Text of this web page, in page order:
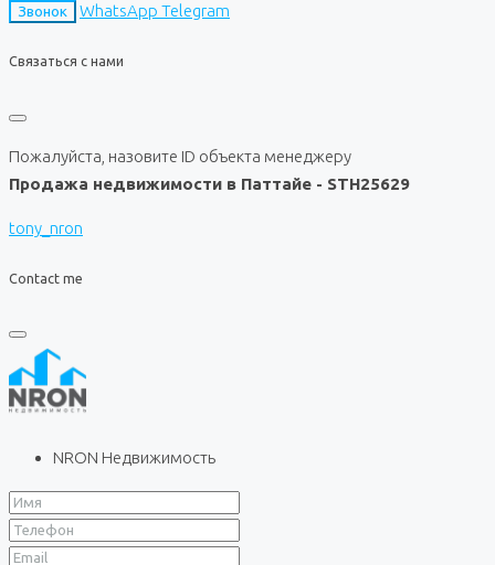
Звонок WhatsApp Telegram
Связаться с нами
Пожалуйста, назовите ID объекта менеджеру
Продажа недвижимости в Паттайе - STH25629
tony_nron
Contact me
NRON Недвижимость